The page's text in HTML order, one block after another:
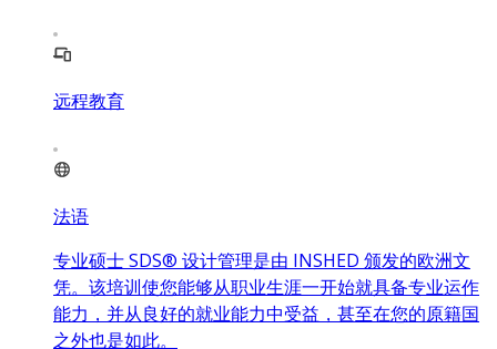
远程教育
法语
专业硕士 SDS® 设计管理是由 INSHED 颁发的欧洲文
凭。该培训使您能够从职业生涯一开始就具备专业运作
能力，并从良好的就业能力中受益，甚至在您的原籍国
之外也是如此。